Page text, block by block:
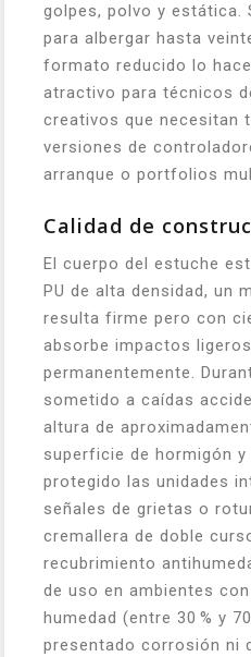
golpes, polvo y estática.
para albergar hasta
formato reducido lo
atractivo para técnicos
creativos que necesitan
versiones de
arranque o portfolios
Calidad de
El cuerpo del estuche
PU de alta densidad, un
resulta firme pero con
absorbe impactos
permanentemente.
sometido a caídas
altura de
superficie de hormigón
protegido las unidades
señales de grietas o
cremallera de doble
recubrimiento
de uso en ambientes
humedad (entre 30 % y
presentado corrosión ni